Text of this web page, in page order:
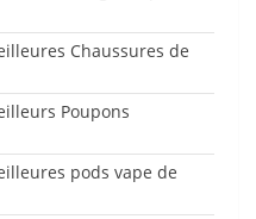
Chaussures de
Poupons
pods vape de